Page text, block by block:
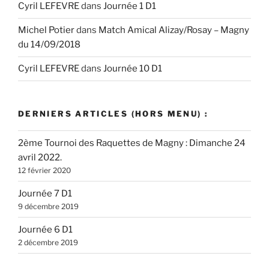
Cyril LEFEVREdans Journée 1 D1
Michel Potierdans Match Amical Alizay/Rosay – Magny
du 14/09/2018
Cyril LEFEVREdans Journée 10 D1
DERNIERS ARTICLES (HORS MENU) :
2ème Tournoi des Raquettes de Magny : Dimanche 24
avril 2022.
12 février 2020
Journée 7 D1
9 décembre 2019
Journée 6 D1
2 décembre 2019